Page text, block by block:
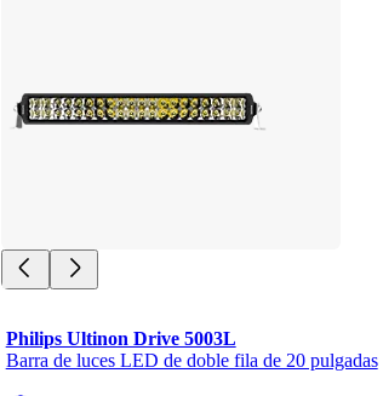
Philips Ultinon Drive 5003L
Barra de luces LED de doble fila de 20 pulgadas